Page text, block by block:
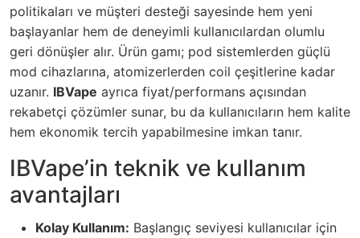
politikaları ve müşteri desteği sayesinde hem yeni
başlayanlar hem de deneyimli kullanıcılardan olumlu
geri dönüşler alır. Ürün gamı; pod sistemlerden güçlü
mod cihazlarına, atomizerlerden coil çeşitlerine kadar
uzanır. IBVape ayrıca fiyat/performans açısından
rekabetçi çözümler sunar, bu da kullanıcıların hem kalite
hem ekonomik tercih yapabilmesine imkan tanır.
IBVape’in teknik ve kullanım
avantajları
Kolay Kullanım: Başlangıç seviyesi kullanıcılar için